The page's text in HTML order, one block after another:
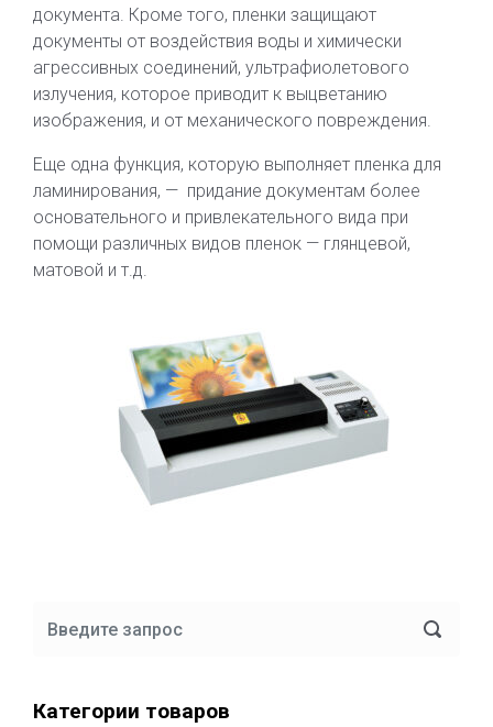
документа. Кроме того, пленки защищают
документы от воздействия воды и химически
агрессивных соединений, ультрафиолетового
излучения, которое приводит к выцветанию
изображения, и от механического повреждения.
Еще одна функция, которую выполняет пленка для
ламинирования, — придание документам более
основательного и привлекательного вида при
помощи различных видов пленок — глянцевой,
матовой и т.д.
Категории товаров